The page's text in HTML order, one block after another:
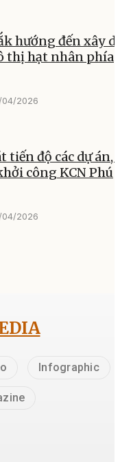
hướng đến xây
thị hạt nhân phía
04/2026
tiến độ các dự án,
công KCN Phú
04/2026
Infographic